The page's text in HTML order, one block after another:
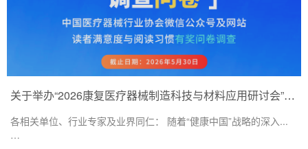
关于举办“2026康复医疗器械制造科技与材料应用研讨会”的通知
各相关单位、行业专家及业界同仁： 随着“健康中国”战略的深入...
…